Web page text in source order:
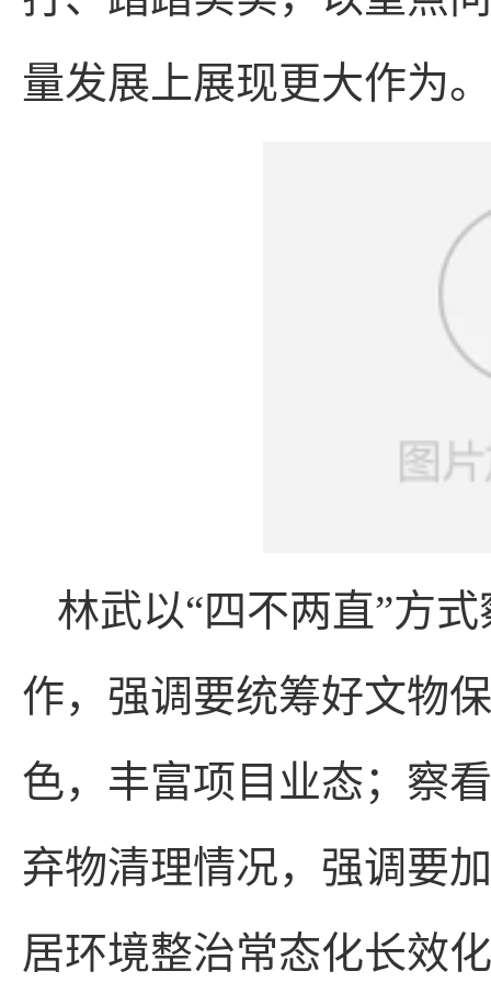
量发展上展现更大作为。
林武以“四不两直”方
作，强调要统筹好文物
色，丰富项目业态；察
弃物清理情况，强调要
居环境整治常态化长效